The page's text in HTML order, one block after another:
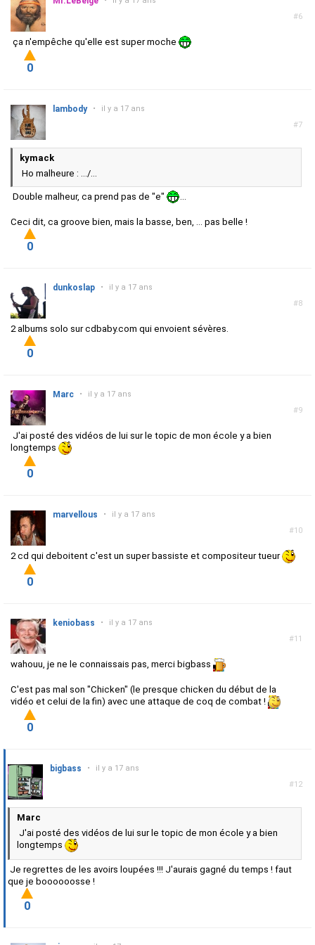
#6
ça n'empêche qu'elle est super moche
0
#7
lambody • il y a 17 ans
kymack
Ho malheure : .../...
Double malheur, ca prend pas de "e" ...
Ceci dit, ca groove bien, mais la basse, ben, ... pas belle !
0
#8
dunkoslap • il y a 17 ans
2 albums solo sur cdbaby.com qui envoient sévères.
0
#9
Marc • il y a 17 ans
J'ai posté des vidéos de lui sur le topic de mon école y a bien
longtemps
0
#10
marvellous • il y a 17 ans
2 cd qui deboitent c'est un super bassiste et compositeur tueur
0
#11
keniobass • il y a 17 ans
wahouu, je ne le connaissais pas, merci bigbass
C'est pas mal son "Chicken" (le presque chicken du début de la
vidéo et celui de la fin) avec une attaque de coq de combat !
0
#12
bigbass • il y a 17 ans
Marc
J'ai posté des vidéos de lui sur le topic de mon école y a bien
longtemps
Je regrettes de les avoirs loupées !!! J'aurais gagné du temps ! faut
que je boooooosse !
0